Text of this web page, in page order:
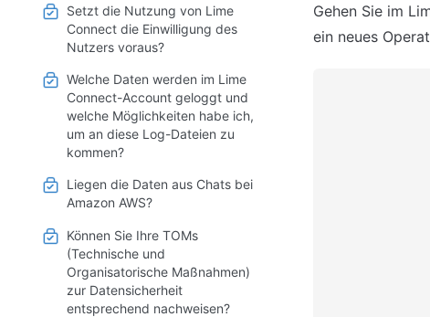
Setzt die Nutzung von Lime
Connect die Einwilligung des
Nutzers voraus?
Welche Daten werden im Lime
Connect-Account geloggt und
welche Möglichkeiten habe ich,
um an diese Log-Dateien zu
kommen?
Liegen die Daten aus Chats bei
Amazon AWS?
Können Sie Ihre TOMs
(Technische und
Organisatorische Maßnahmen)
zur Datensicherheit
entsprechend nachweisen?
Gehen Sie im
ein neues